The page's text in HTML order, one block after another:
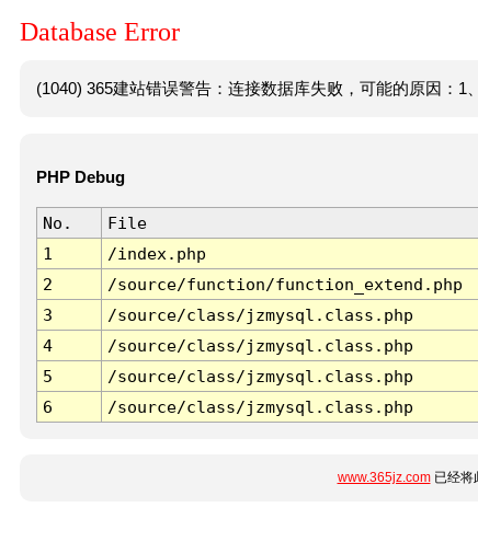
Database Error
(1040) 365建站错误警告：连接数据库失败，可能的原因：1
PHP Debug
No. File
1
/index.php
2
/source/function/function_extend.php
3
/source/class/jzmysql.class.php
4
/source/class/jzmysql.class.php
5
/source/class/jzmysql.class.php
6
/source/class/jzmysql.class.php
www.365jz.com已经将